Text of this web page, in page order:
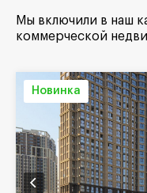
Мы включили в наш
коммерческой
Новинка